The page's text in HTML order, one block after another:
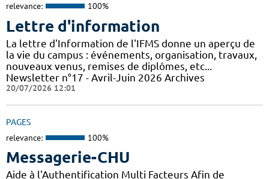
relevance: 100%
Lettre d'information
La lettre d'Information de l'IFMS donne un aperçu de
la vie du campus : événements, organisation, travaux,
nouveaux venus, remises de diplômes, etc...
Newsletter n°17 - Avril-Juin 2026 Archives
20/07/2026 12:01
PAGES
relevance: 100%
Messagerie-CHU
Aide à l'Authentification Multi Facteurs Afin de